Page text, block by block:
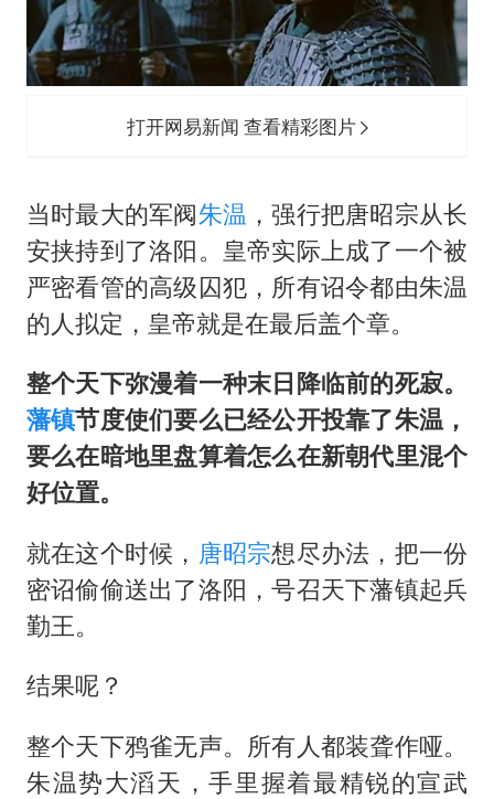
打开网易新闻 查看精彩图片
当时最大的军阀朱温 ，强行把唐昭宗从长
安挟持到了洛阳。皇帝实际上成了一个被
严密看管的高级囚犯，所有诏令都由朱温
的人拟定，皇帝就是在最后盖个章。
整个天下弥漫着一种末日降临前的死寂。
藩镇节度使们要么已经公开投靠了朱温，
要么在暗地里盘算着怎么在新朝代里混个
好位置。
就在这个时候， 唐昭宗想尽办法，把一份
密诏偷偷送出了洛阳，号召天下藩镇起兵
勤王。
结果呢？
整个天下鸦雀无声。所有人都装聋作哑。
朱温势大滔天，手里握着最精锐的宣武